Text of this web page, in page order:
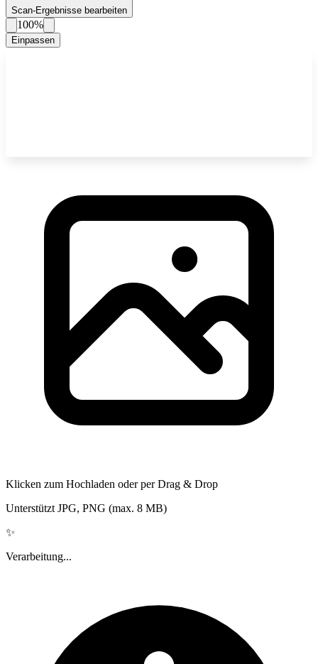
Scan-Ergebnisse bearbeiten
100%
Einpassen
Klicken zum Hochladen oder per Drag & Drop
Unterstützt JPG, PNG (max. 8 MB)
✨
Verarbeitung...